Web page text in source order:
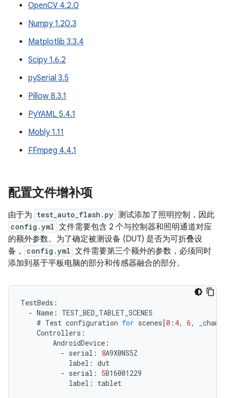
OpenCV 4.2.0
Numpy 1.20.3
Matplotlib 3.3.4
Scipy 1.6.2
pySerial 3.5
Pillow 8.3.1
PyYAML 5.4.1
Mobly 1.11
FFmpeg 4.4.1
配置文件增补项
由于为 test_auto_flash.py 测试添加了照明控制，因此
config.yml 文件需要包含 2 个与控制器和照明通道对应
的额外参数。为了确定被测设备 (DUT) 是否为可折叠设
备，
config.yml 文件需要第三个额外的参数，必须同时
添加到基于平板电脑的部分和传感器融合的部分。
TestBeds :
- Name :
TEST_BED_TABLET_SCENES
# Test configuration for scenes[0 : 4, 6,
Controllers :
AndroidDevice :
- serial : 8A9X0NS5Z
label : dut
- serial : 5B16001229
label : tablet